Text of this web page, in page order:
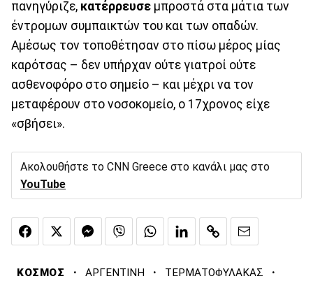
πανηγύριζε, κατέρρευσε μπροστά στα μάτια των
έντρομων συμπαικτών του και των οπαδών.
Αμέσως τον τοποθέτησαν στο πίσω μέρος μίας
καρότσας – δεν υπήρχαν ούτε γιατροί ούτε
ασθενοφόρο στο σημείο – και μέχρι να τον
μεταφέρουν στο νοσοκομείο, ο 17χρονος είχε
«σβήσει».
Ακολουθήστε το CNN Greece στο κανάλι μας στο
YouTube
ΚΟΣΜΟΣ · ΑΡΓΕΝΤΙΝΗ · ΤΕΡΜΑΤΟΦΥΛΑΚΑΣ ·